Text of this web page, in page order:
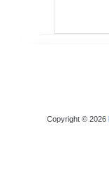
Copyright © 2026